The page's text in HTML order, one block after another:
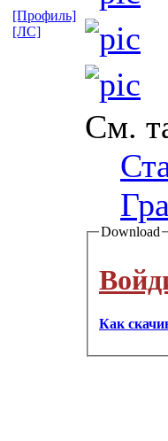
См.
Download
Как
[Профиль]
[ЛС]